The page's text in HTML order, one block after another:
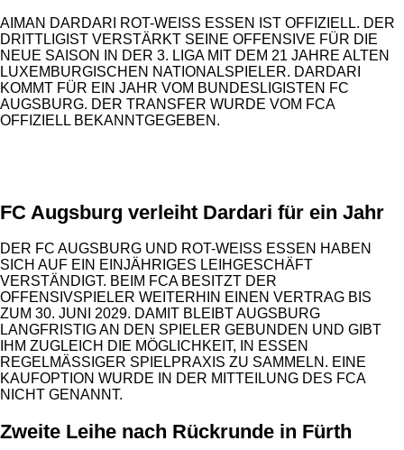
AIMAN DARDARI ROT-WEISS ESSEN IST OFFIZIELL. DER
DRITTLIGIST VERSTÄRKT SEINE OFFENSIVE FÜR DIE
NEUE SAISON IN DER 3. LIGA MIT DEM 21 JAHRE ALTEN
LUXEMBURGISCHEN NATIONALSPIELER. DARDARI
KOMMT FÜR EIN JAHR VOM BUNDESLIGISTEN FC
AUGSBURG. DER TRANSFER WURDE VOM FCA
OFFIZIELL BEKANNTGEGEBEN.
FC Augsburg verleiht Dardari für ein Jahr
DER FC AUGSBURG UND ROT-WEISS ESSEN HABEN
SICH AUF EIN EINJÄHRIGES LEIHGESCHÄFT
VERSTÄNDIGT. BEIM FCA BESITZT DER
OFFENSIVSPIELER WEITERHIN EINEN VERTRAG BIS
ZUM 30. JUNI 2029. DAMIT BLEIBT AUGSBURG
LANGFRISTIG AN DEN SPIELER GEBUNDEN UND GIBT
IHM ZUGLEICH DIE MÖGLICHKEIT, IN ESSEN
REGELMÄSSIGER SPIELPRAXIS ZU SAMMELN. EINE K
AUFOPTION WURDE IN DER MITTEILUNG DES FCA N
ICHT GENANNT.
Zweite Leihe nach Rückrunde in Fürth